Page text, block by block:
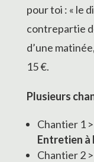
pour toi : « le
contrepartie
d’une
15 €.
Plusieurs
Chantier 1 >
Entretien à
Chantier 2 >